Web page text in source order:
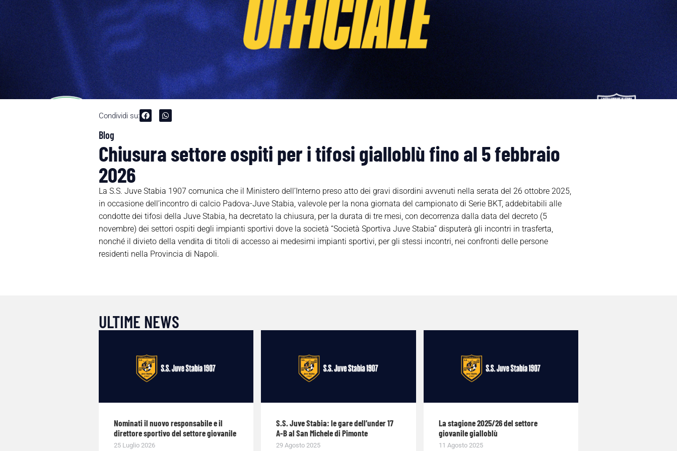
Condividi su:
Blog
Chiusura settore ospiti per i tifosi gialloblù fino al 5 febbraio
2026
La S.S. Juve Stabia 1907 comunica che il Ministero dell’Interno preso atto dei gravi disordini avvenuti nella serata del 26 ottobre 2025,
in occasione dell’incontro di calcio Padova-Juve Stabia, valevole per la nona giornata del campionato di Serie BKT, addebitabili alle
condotte dei tifosi della Juve Stabia, ha decretato la chiusura, per la durata di tre mesi, con decorrenza dalla data del decreto (5
novembre) dei settori ospiti degli impianti sportivi dove la società “Società Sportiva Juve Stabia” disputerà gli incontri in trasferta,
nonché il divieto della vendita di titoli di accesso ai medesimi impianti sportivi, per gli stessi incontri, nei confronti delle persone
residenti nella Provincia di Napoli.
ULTIME NEWS
Nominati il nuovo responsabile e il
direttore sportivo del settore giovanile
25 Luglio 2026
S.S. Juve Stabia: le gare dell’under 17
A-B al San Michele di Pimonte
29 Agosto 2025
La stagione 2025/26 del settore
giovanile gialloblù
11 Agosto 2025